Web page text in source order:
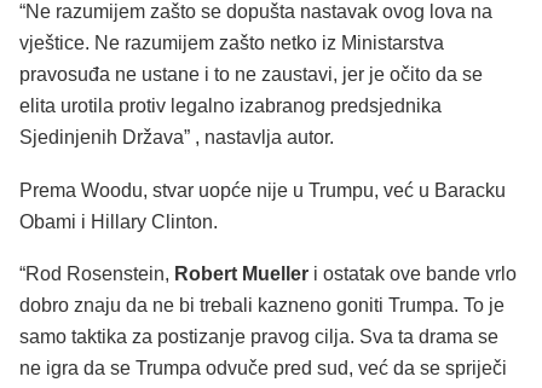
“Ne razumijem zašto se dopušta nastavak ovog lova na
vještice. Ne razumijem zašto netko iz Ministarstva
pravosuđa ne ustane i to ne zaustavi, jer je očito da se
elita urotila protiv legalno izabranog predsjednika
Sjedinjenih Država” , nastavlja autor.
Prema Woodu, stvar uopće nije u Trumpu, već u Baracku
Obami i Hillary Clinton.
“Rod Rosenstein, Robert Mueller i ostatak ove bande vrlo
dobro znaju da ne bi trebali kazneno goniti Trumpa. To je
samo taktika za postizanje pravog cilja. Sva ta drama se
ne igra da se Trumpa odvuče pred sud, već da se spriječi